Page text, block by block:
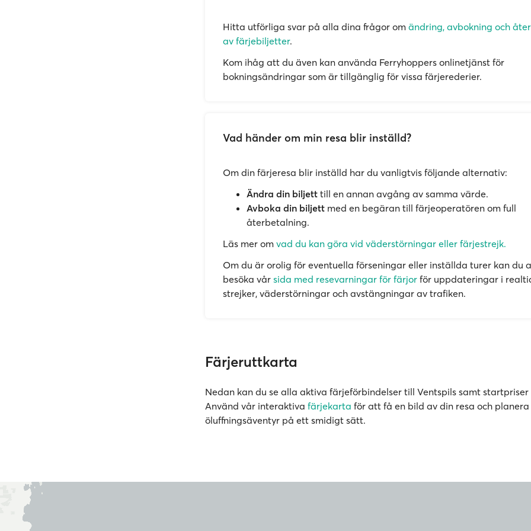
Hitta utförliga svar på alla dina frågor om ändring, avbokning och
av färjebiljetter.
Kom ihåg att du även kan använda Ferryhoppers onlinetjänst för
bokningsändringar som är tillgänglig för vissa färjerederier.
Vad händer om min resa blir inställd?
Om din färjeresa blir inställd har du vanligtvis följande alternativ:
Ändra din biljett till en annan avgång av samma värde.
Avboka din biljett med en begäran till färjeoperatören om full
återbetalning.
Läs mer om vad du kan göra vid väderstörningar eller färjestrejk.
Om du är orolig för eventuella förseningar eller inställda turer kan du
besöka vår sida med resevarningar för färjor för uppdateringar i
strejker, väderstörningar och avstängningar av trafiken.
Färjeruttkarta
Nedan kan du se alla aktiva färjeförbindelser till Ventspils samt
Använd vår interaktiva färjekarta för att få en bild av din resa och
öluffningsäventyr på ett smidigt sätt.